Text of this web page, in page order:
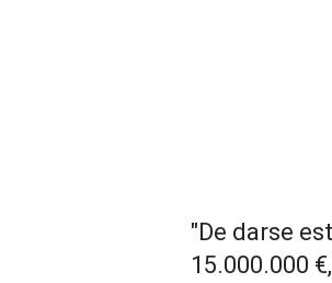
"De darse
15.000.000